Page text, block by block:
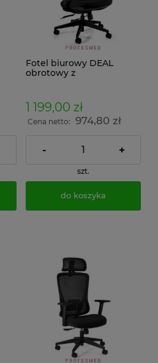
Fotel biurowy DEAL
obrotowy z
siedziska regulacja
podłokietników 3D i
zagłówka tapicerowany
1 199,00 zł
Cena netto: 974,80 zł
- +
szt.
do koszyka